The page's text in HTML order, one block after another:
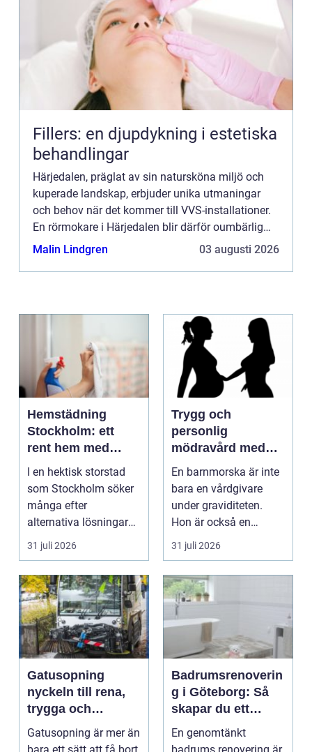
Fillers: en djupdykning i estetiska
behandlingar
Härjedalen, präglat av sin natursköna miljö och
kuperade landskap, erbjuder unika utmaningar
och behov när det kommer till VVS-installationer.
En rörmokare i Härjedalen blir därför oumbärlig
för ...
Malin Lindgren 03 augusti 2026
Hemstädning
Stockholm: ett
rent hem med
perfekt glans
I en hektisk storstad
som Stockholm söker
många efter
alternativa lösningar
för...
31 juli 2026
Trygg och
personlig
mödravård med
barnmorska i
malmö
En barnmorska är inte
bara en vårdgivare
under graviditeten.
Hon är också en
följeslagare genom
fler...
31 juli 2026
Gatusopning
nyckeln till rena,
trygga och
hållbara
stadsmiljöer
Gatusopning är mer än
Badrumsrenoverin
g i Göteborg: Så
skapar du ett
hållbart och
modernt badrum
En genomtänkt